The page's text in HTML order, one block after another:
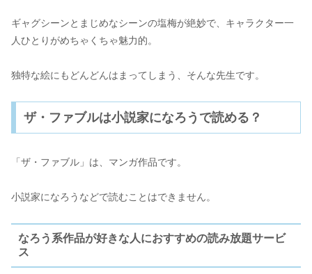
ギャグシーンとまじめなシーンの塩梅が絶妙で、キャラクター一
人ひとりがめちゃくちゃ魅力的。
独特な絵にもどんどんはまってしまう、そんな先生です。
ザ・ファブルは小説家になろうで読める？
「ザ・ファブル」は、マンガ作品です。
小説家になろうなどで読むことはできません。
なろう系作品が好きな人におすすめの読み放題サービ
ス